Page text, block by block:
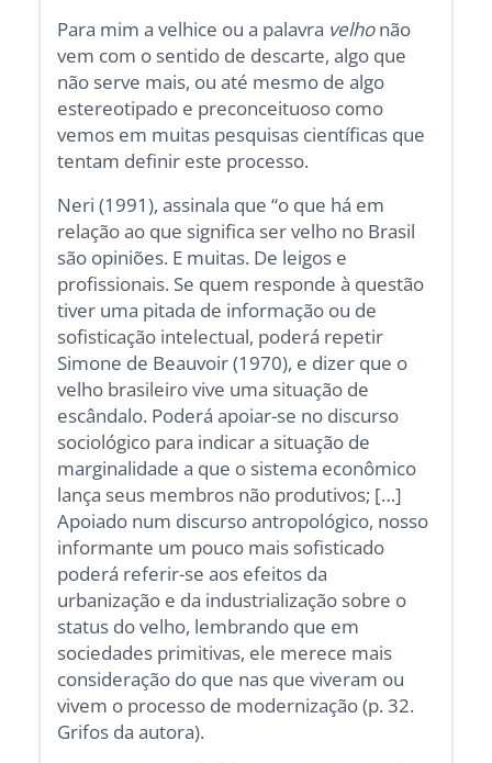
Para mim a velhice ou a palavra velhonão
vem com o sentido de descarte, algo que
não serve mais, ou até mesmo de algo
estereotipado e preconceituoso como
vemos em muitas pesquisas científicas que
tentam definir este processo.
Neri (1991), assinala que “o que há em
relação ao que significa ser velho no Brasil
são opiniões. E muitas. De leigos e
profissionais. Se quem responde à questão
tiver uma pitada de informação ou de
sofisticação intelectual, poderá repetir
Simone de Beauvoir (1970), e dizer que o
velho brasileiro vive uma situação de
escândalo. Poderá apoiar-se no discurso
sociológico para indicar a situação de
marginalidade a que o sistema econômico
lança seus membros não produtivos; […]
Apoiado num discurso antropológico, nosso
informante um pouco mais sofisticado
poderá referir-se aos efeitos da
urbanização e da industrialização sobre o
status do velho, lembrando que em
sociedades primitivas, ele merece mais
consideração do que nas que viveram ou
vivem o processo de modernização (p. 32.
Grifos da autora).